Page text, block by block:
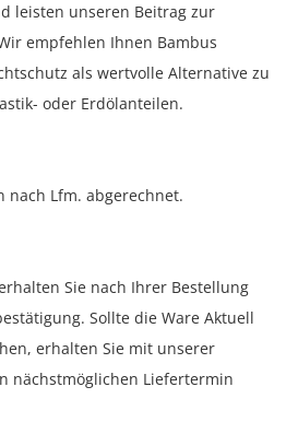
leisten unseren Beitrag zur
empfehlen Ihnen Bambus
als wertvolle Alternative zu
oder Erdölanteilen.
nach Lfm. abgerechnet.
Sie nach Ihrer Bestellung
Sollte die Ware Aktuell
erhalten Sie mit unserer
nächstmöglichen Liefertermin